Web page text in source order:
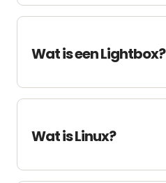
Wat is een Lightbox?
Wat is Linux?